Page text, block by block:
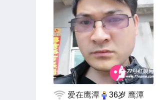
爱在鹰潭 36岁 鹰潭